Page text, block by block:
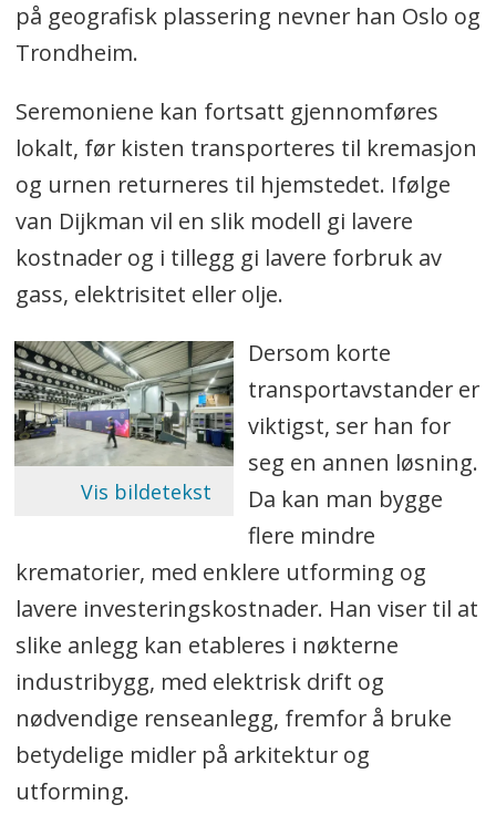
på geografisk plassering nevner han Oslo og
Trondheim.
Seremoniene kan fortsatt gjennomføres
lokalt, før kisten transporteres til kremasjon
og urnen returneres til hjemstedet. Ifølge
van Dijkman vil en slik modell gi lavere
kostnader og i tillegg gi lavere forbruk av
gass, elektrisitet eller olje.
Dersom korte
transportavstander er
viktigst, ser han for
seg en annen løsning.
Da kan man bygge
flere mindre
krematorier, med enklere utforming og
lavere investeringskostnader. Han viser til at
slike anlegg kan etableres i nøkterne
industribygg, med elektrisk drift og
nødvendige renseanlegg, fremfor å bruke
betydelige midler på arkitektur og
utforming.